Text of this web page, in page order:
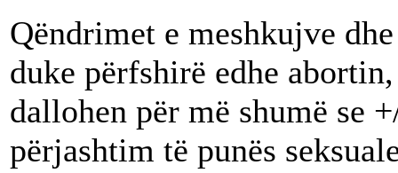
Qëndrimet e meshkujve
duke përfshirë edhe
dallohen për më shumë se
përjashtim të punës